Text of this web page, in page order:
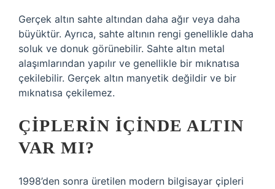
Gerçek altın sahte altından daha ağır veya daha
büyüktür. Ayrıca, sahte altının rengi genellikle daha
soluk ve donuk görünebilir. Sahte altın metal
alaşımlarından yapılır ve genellikle bir mıknatısa
çekilebilir. Gerçek altın manyetik değildir ve bir
mıknatısa çekilemez.
ÇIPLERIN IÇINDE ALTIN
VAR MI?
1998’den sonra üretilen modern bilgisayar çipleri